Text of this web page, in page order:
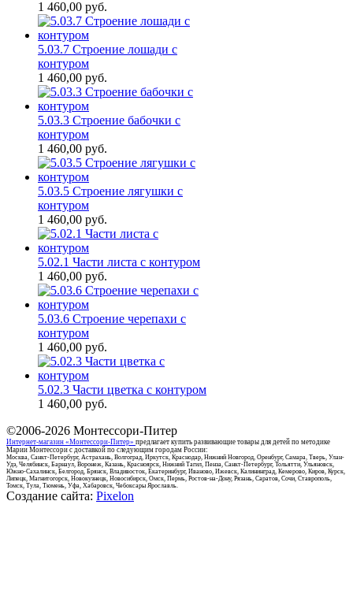
1 460,00 руб.
5.03.7 Строение лошади с
контуром
1 460,00 руб.
5.03.3 Строение бабочки с
контуром
1 460,00 руб.
5.03.5 Строение лягушки с
контуром
1 460,00 руб.
5.02.1 Части листа с контуром
1 460,00 руб.
5.03.6 Строение черепахи с
контуром
1 460,00 руб.
5.02.3 Части цветка с контуром
1 460,00 руб.
©2006-2026 Монтессори-Питер
Интернет-магазин «Монтессори-Питер» предлагает купить развивающие товары для детей по методике
Марии Монтессори с доставкой по следующим городам России:
Москва, Санкт-Петербург, Астрахань, Волгоград, Иркутск, Краснодар, Нижний Новгород, Оренбург, Самара, Тверь, Улан-
Удэ, Челябинск, Барнаул, Воронеж, Казань, Красноярск, Нижний Тагил, Пенза, Санкт-Петербург, Тольятти, Ульяновск,
Южно-Сахалинск, Белгород, Брянск, Владивосток, Екатеринбург, Иваново, Ижевск, Калининград, Кемерово, Киров, Курск,
Липецк, Магнитогорск, Новокузнецк, Новосибирск, Омск, Пермь, Ростов-на-Дону, Рязань, Саратов, Сочи, Ставрополь,
Томск, Тула, Тюмень, Уфа, Хабаровск, Чебоксары Ярославль.
Создание сайта: Pixelon